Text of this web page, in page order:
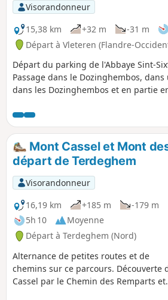
Visorandonneur
15,38 km
+32 m -31 m
Départ à Vleteren (Flandre-
Départ du parking de l'Abbaye Sint-
Passage dans le Dozinghembos,
dans les Dozinghembos et en partie
itinéraire, vous rencontrerez plusieurs
cette partie de la province de
profiterez également de larges vues
agricoles.
Mont Cassel et Mont
départ de Terdeghem
Visorandonneur
16,19 km
+185 m
-179 m
5h 10
Moyenne
Départ à Terdeghem (Nord)
Alternance de petites routes et de
chemins sur ce parcours. Découverte
Cassel par le Chemin des Remparts et